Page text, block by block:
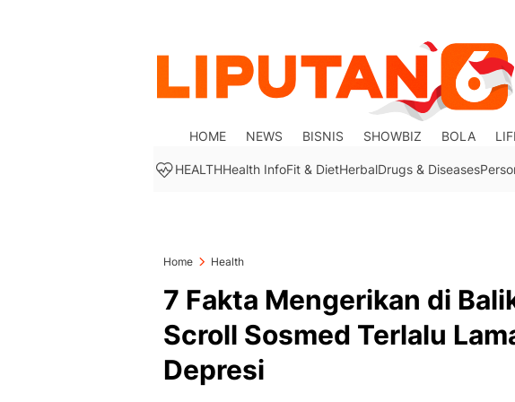
HOME NEWS BISNIS SHOWBIZ BOLA
HEALTHHealth InfoFit & DietHerbalDrugs & Diseases
Home Health
7 Fakta Mengerikan di
Scroll Sosmed Terlalu
Depresi